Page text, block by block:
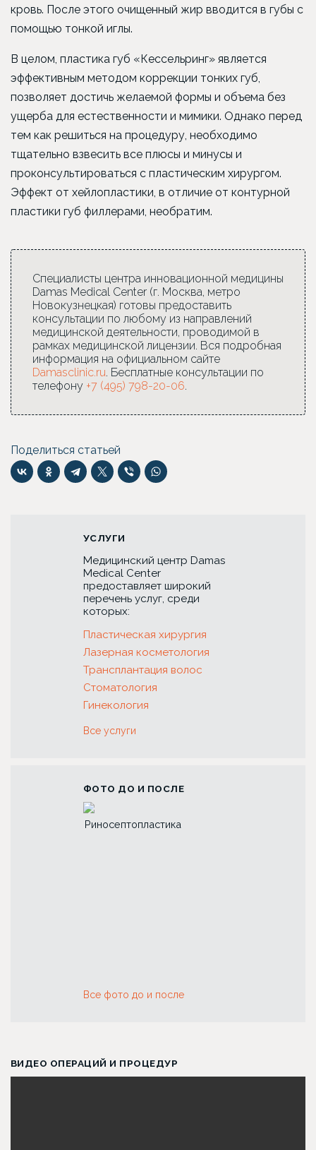
кровь. После этого очищенный жир вводится в губы с
помощью тонкой иглы.
В целом, пластика губ «Кессельринг» является
эффективным методом коррекции тонких губ,
позволяет достичь желаемой формы и объема без
ущерба для естественности и мимики. Однако перед
тем как решиться на процедуру, необходимо
тщательно взвесить все плюсы и минусы и
проконсультироваться с пластическим хирургом.
Эффект от хейлопластики, в отличие от контурной
пластики губ филлерами, необратим.
Специалисты центра инновационной медицины
Damas Medical Center (г. Москва, метро
Новокузнецкая) готовы предоставить
консультации по любому из направлений
медицинской деятельности, проводимой в
рамках медицинской лицензии. Вся подробная
информация на официальном сайте
Damasclinic.ru. Бесплатные консультации по
телефону +7 (495) 798-20-06.
Поделиться статьей
УСЛУГИ
Медицинский центр Damas
Medical Center
предоставляет широкий
перечень услуг, среди
которых:
Пластическая хирургия
Лазерная косметология
Трансплантация волос
Стоматология
Гинекология
Все услуги
ФОТО ДО И ПОСЛЕ
Риносептопластика
Все фото до и после
ВИДЕО ОПЕРАЦИЙ И ПРОЦЕДУР